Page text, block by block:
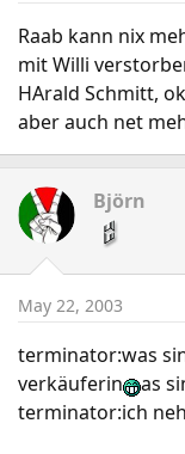
Raab kann nix
mit Willi
HArald Schmitt,
aber auch net
Björn
May 22, 2003
terminator:was
verkäuferin
as
terminator:ich